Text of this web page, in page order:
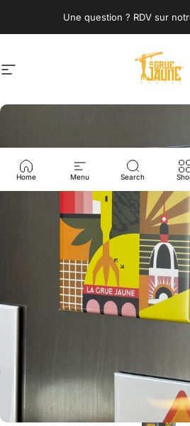
Une question ? RDV sur
Site navigation La Grue
Home Menu Search